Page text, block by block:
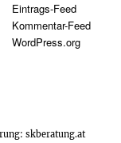
Eintrags-Feed
Kommentar-Feed
WordPress.org
skberatung.at